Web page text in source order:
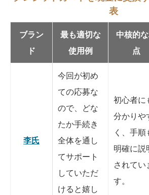
表
ブラン
ド
最も適切な
使用例
中核的
点
李氏
今回が初め
ての応募な
ので、どな
たか手続き
全体を通し
てサポート
していただ
けると嬉し
初心者に
分かりや
く、手順
明確に説
されてい
す。